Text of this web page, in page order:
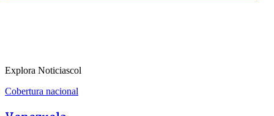
Explora Noticiascol
Cobertura nacional